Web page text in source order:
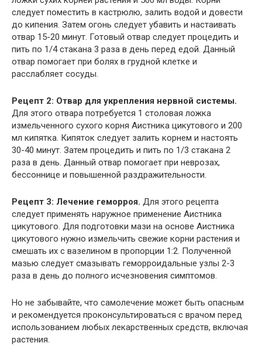
следует поместить в кастрюлю, залить водой и довести
до кипения. Затем огонь следует убавить и настаивать
отвар 15-20 минут. Готовый отвар следует процедить и
пить по 1/4 стакана 3 раза в день перед едой. Данный
отвар помогает при болях в грудной клетке и
расслабляет сосуды.
Рецепт 2: Отвар для укрепления нервной системы.
Для этого отвара потребуется 1 столовая ложка
измельченного сухого корня Аистника цикутового и 200
мл кипятка. Кипяток следует залить корнем и настоять
30-40 минут. Затем процедить и пить по 1/3 стакана 2
раза в день. Данный отвар помогает при неврозах,
бессоннице и повышенной раздражительности.
Рецепт 3: Лечение геморроя. Для этого рецепта
следует применять наружное применение Аистника
цикутового. Для подготовки мази на основе Аистника
цикутового нужно измельчить свежие корни растения и
смешать их с вазелином в пропорции 1:2. Полученной
мазью следует смазывать геморроидальные узлы 2-3
раза в день до полного исчезновения симптомов.
Но не забывайте, что самолечение может быть опасным
и рекомендуется проконсультироваться с врачом перед
использованием любых лекарственных средств, включая
растения.